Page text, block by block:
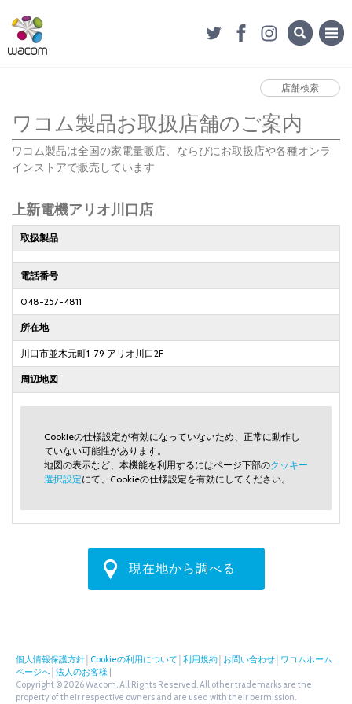
店舗検索
ワコム製品お取扱店舗のご案内
ワコム製品は全国の家電量販店、ならびにお取扱店や各種オンラ
インストアで販売しています
上新電機アリオ川口店
取扱製品
電話番号
048-257-4811
所在地
川口市並木元町1-79 アリオ川口2F
周辺地図
Cookieの仕様設定が有効になっていないため、正常に動作し
ていない可能性があります。
地図の表示など、本機能を利用するにはページ下部のクッキー
選択設定にて、Cookieの仕様設定を有効にしてください。
現在地から調べる
個人情報保護方針 Cookieの利用について 利用規約 お問い合わせ ワコムホーム
ページへ 法人のお客様
Copyright © 2026 Wacom. All Rights Reserved. All other trademarks are the
property of their respective owners and are used with their permission.